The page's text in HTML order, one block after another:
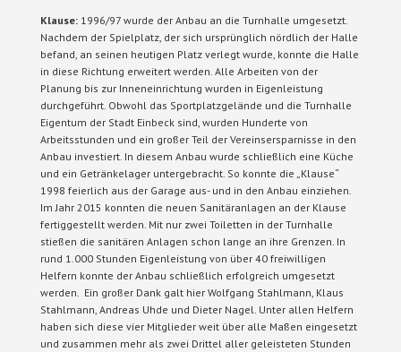
Klause:1996/97 wurde der Anbau an die Turnhalle umgesetzt.
Nachdem der Spielplatz, der sich ursprünglich nördlich der Halle
befand, an seinen heutigen Platz verlegt wurde, konnte die Halle
in diese Richtung erweitert werden. Alle Arbeiten von der
Planung bis zur Inneneinrichtung wurden in Eigenleistung
durchgeführt. Obwohl das Sportplatzgelände und die Turnhalle
Eigentum der Stadt Einbeck sind, wurden Hunderte von
Arbeitsstunden und ein großer Teil der Vereinsersparnisse in den
Anbau investiert. In diesem Anbau wurde schließlich eine Küche
und ein Getränkelager untergebracht. So konnte die „Klause“
1998 feierlich aus der Garage aus- und in den Anbau einziehen.
Im Jahr 2015 konnten die neuen Sanitäranlagen an der Klause
fertiggestellt werden. Mit nur zwei Toiletten in der Turnhalle
stießen die sanitären Anlagen schon lange an ihre Grenzen. In
rund 1.000 Stunden Eigenleistung von über 40 freiwilligen
Helfern konnte der Anbau schließlich erfolgreich umgesetzt
werden. Ein großer Dank galt hier Wolfgang Stahlmann, Klaus
Stahlmann, Andreas Uhde und Dieter Nagel. Unter allen Helfern
haben sich diese vier Mitglieder weit über alle Maßen eingesetzt
und zusammen mehr als zwei Drittel aller geleisteten Stunden